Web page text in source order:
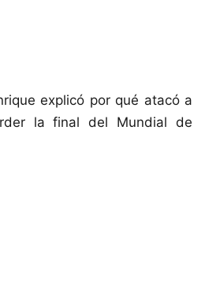
explicó por qué atacó a
la final del Mundial de